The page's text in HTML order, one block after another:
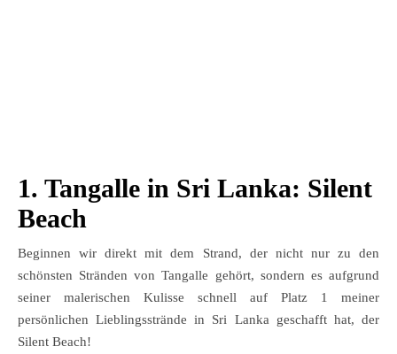
1. Tangalle in Sri Lanka: Silent
Beach
Beginnen wir direkt mit dem Strand, der nicht nur zu den
schönsten Stränden von Tangalle gehört, sondern es aufgrund
seiner malerischen Kulisse schnell auf Platz 1 meiner
persönlichen Lieblingsstrände in Sri Lanka geschafft hat, der
Silent Beach!